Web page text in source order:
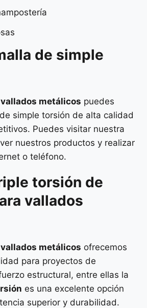
de simple
metálicos puedes
simple torsión de alta calidad
Puedes visitar nuestra
nuestros productos y realizar
o teléfono.
torsión de
vallados
metálicos ofrecemos
para proyectos de
estructural, entre ellas la
es una excelente opción
superior y durabilidad.